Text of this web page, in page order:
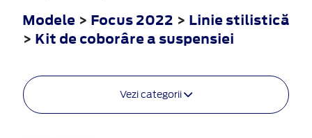
Modele > Focus 2022 > Linie stilistică
> Kit de coborâre a suspensiei
Vezi categorii